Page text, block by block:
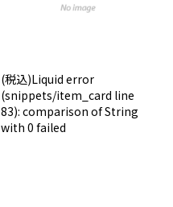
(税込)Liquid error
(snippets/item_card line
83): comparison of String
with 0 failed